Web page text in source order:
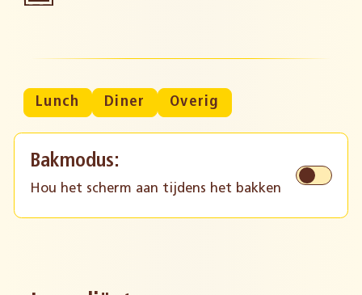
Lunch Diner Overig
Bakmodus:
Hou het scherm aan tijdens het bakken